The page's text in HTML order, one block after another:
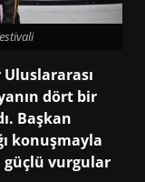
Uluslararası
dört bir
Başkan
konuşmayla
güçlü vurgular